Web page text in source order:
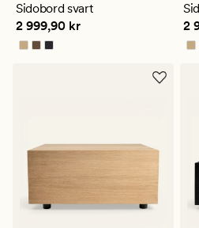
Sidobord svart
Pris 2 999,90 kr
2 999,90 kr 2